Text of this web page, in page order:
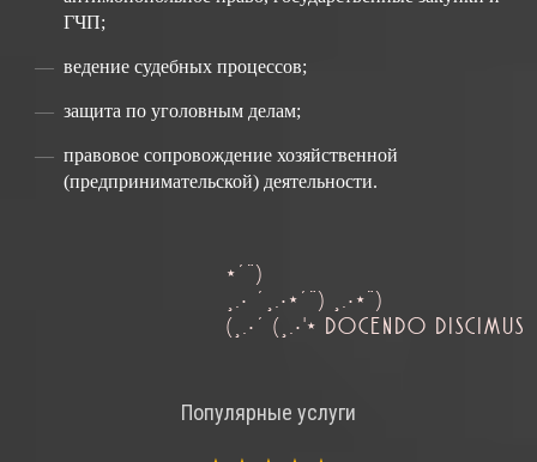
ГЧП;
ведение судебных процессов;
защита по уголовным делам;
правовое сопровождение хозяйственной
(предпринимательской) деятельности.
*´¨)
¸.• ´¸.•*´¨) ¸.•*¨)
(¸.•´ (¸.•'* DOCENDO DISCIMUS
Популярные услуги